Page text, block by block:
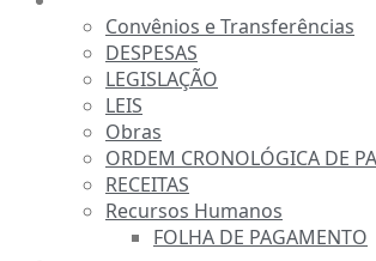
Convênios e Transferências
DESPESAS
LEGISLAÇÃO
LEIS
Obras
ORDEM CRONOLÓGICA DE
RECEITAS
Recursos Humanos
FOLHA DE PAGAMENTO